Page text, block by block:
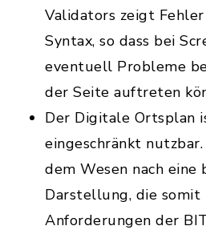
Validators zeigt
Syntax, so dass bei
eventuell Probleme
der Seite auftreten
Der Digitale Ortsplan
eingeschränkt
dem Wesen nach eine
Darstellung, die
Anforderungen der